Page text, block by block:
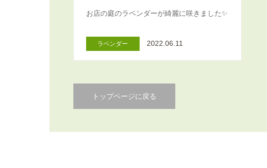
お店の庭のラベンダーが綺麗に咲きました✨
ラベンダー 2022.06.11
トップページに戻る